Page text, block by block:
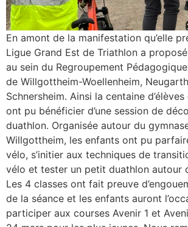
En amont de la manifestation qu’elle
Ligue Grand Est de Triathlon a
au sein du Regroupement
de Willgottheim-Woellenheim,
Schnersheim. Ainsi la centaine
ont pu bénéficier d’une session de
duathlon. Organisée autour du
Willgottheim, les enfants ont pu
vélo, s’initier aux techniques de
vélo et tester un petit duathlon autour
Les 4 classes ont fait preuve
de la séance et les enfants auront
participer aux courses Avenir 1 et